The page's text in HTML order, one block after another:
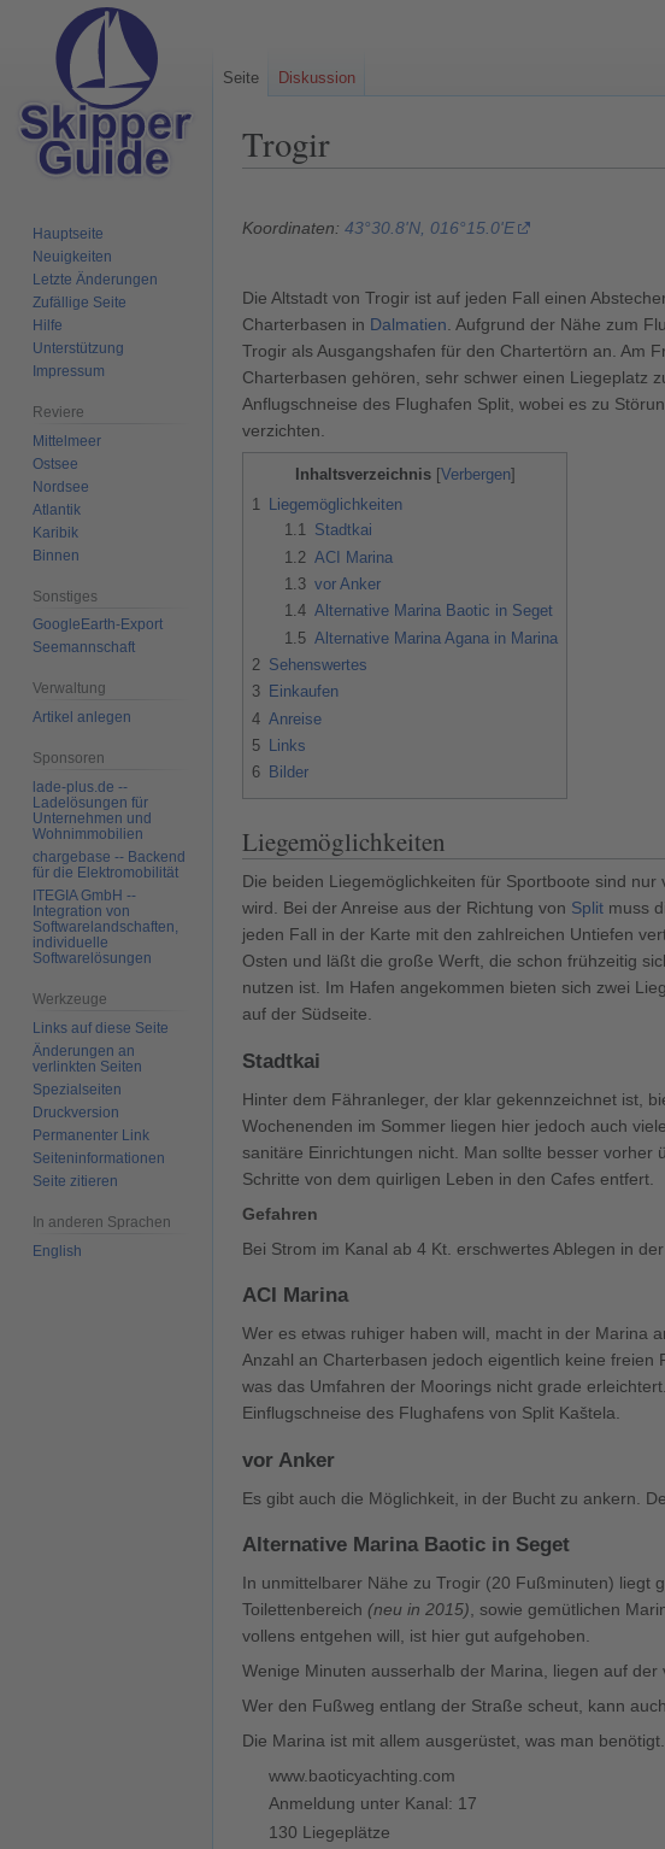
Trogir
Navigation
Suche
Koordinaten: 43°30.8'N, 016°15.0'E
Die Altstadt von Trogir ist auf jeden Fall einen
Charterbasen in Dalmatien. Aufgrund der Nähe zum
Trogir als Ausgangshafen für den Chartertörn an. Am
Charterbasen gehören, sehr schwer einen Liegeplatz
Anflugschneise des Flughafen Split, wobei es zu
verzichten.
Inhaltsverzeichnis
1 Liegemöglichkeiten
1.1 Stadtkai
1.2 ACI Marina
1.3 vor Anker
1.4 Alternative Marina Baotic in Seget
1.5 Alternative Marina Agana in Marina
2 Sehenswertes
3 Einkaufen
4 Anreise
5 Links
6 Bilder
Liegemöglichkeiten
Die beiden Liegemöglichkeiten für Sportboote sind
wird. Bei der Anreise aus der Richtung von Split muss
jeden Fall in der Karte mit den zahlreichen Untiefen
Osten und läßt die große Werft, die schon frühzeitig
nutzen ist. Im Hafen angekommen bieten sich zwei
auf der Südseite.
Stadtkai
Hinter dem Fähranleger, der klar gekennzeichnet ist,
Wochenenden im Sommer liegen hier jedoch auch
sanitäre Einrichtungen nicht. Man sollte besser
Schritte von dem quirligen Leben in den Cafes entfert.
Gefahren
Bei Strom im Kanal ab 4 Kt. erschwertes Ablegen in
ACI Marina
Wer es etwas ruhiger haben will, macht in der Marina
Anzahl an Charterbasen jedoch eigentlich keine
was das Umfahren der Moorings nicht grade
Einflugschneise des Flughafens von Split Kaštela.
vor Anker
Es gibt auch die Möglichkeit, in der Bucht zu ankern.
Alternative Marina Baotic in Seget
In unmittelbarer Nähe zu Trogir (20 Fußminuten) liegt
Toilettenbereich (neu in 2015) , sowie gemütlichen
vollens entgehen will, ist hier gut aufgehoben.
Wenige Minuten ausserhalb der Marina, liegen auf
Wer den Fußweg entlang der Straße scheut, kann
Die Marina ist mit allem ausgerüstet, was man
www.baoticyachting.com
Anmeldung unter Kanal: 17
130 Liegeplätze
Seite Diskussion
Hauptseite
Neuigkeiten
Letzte Änderungen
Zufällige Seite
Hilfe
Unterstützung
Impressum
Reviere
Mittelmeer
Ostsee
Nordsee
Atlantik
Karibik
Binnen
Sonstiges
GoogleEarth-Export
Seemannschaft
Verwaltung
Artikel anlegen
Sponsoren
lade-plus.de --
Ladelösungen für
Unternehmen und
Wohnimmobilien
chargebase -- Backend
für die Elektromobilität
ITEGIA GmbH --
Integration von
Softwarelandschaften,
individuelle
Softwarelösungen
Werkzeuge
Links auf diese Seite
Änderungen an
verlinkten Seiten
Spezialseiten
Druckversion
Permanenter Link
Seiten­­informationen
Seite zitieren
In anderen Sprachen
English